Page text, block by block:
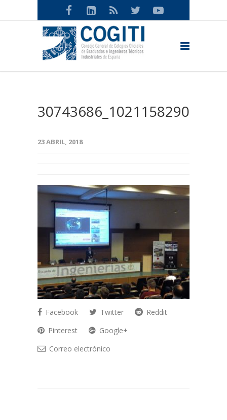
23 ABRIL, 2018
Facebook Twitter
Reddit
Pinterest
Google+
Correo electrónico